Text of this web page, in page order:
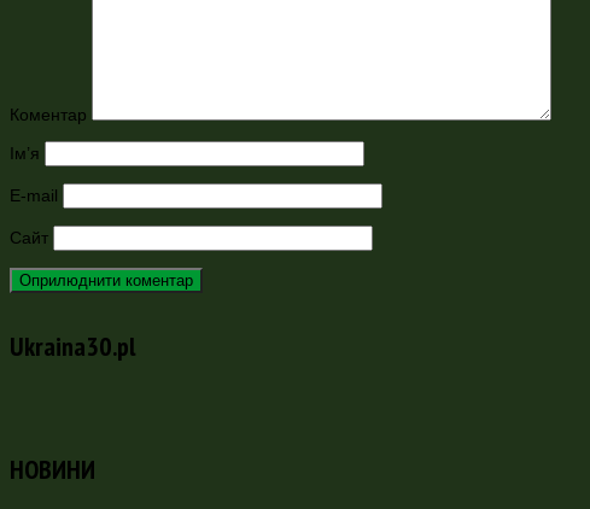
Коментар
Ім’я
E-mail
Сайт
Ukraina30.pl
НОВИНИ